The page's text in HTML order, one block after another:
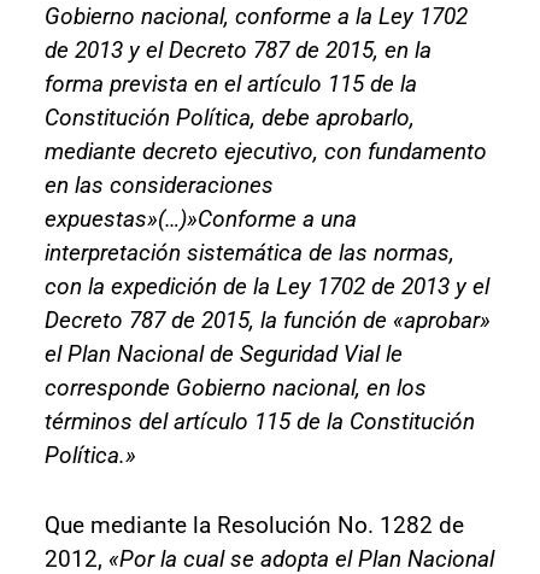
Gobierno nacional, conforme a la Ley 1702
de 2013 y el Decreto 787 de 2015, en la
forma prevista en el artículo 115 de la
Constitución Política, debe aprobarlo,
mediante decreto ejecutivo, con fundamento
en las consideraciones
expuestas»(…)»Conforme a una
interpretación sistemática de las normas,
con la expedición de la Ley 1702 de 2013 y el
Decreto 787 de 2015, la función de «aprobar»
el Plan Nacional de Seguridad Vial le
corresponde Gobierno nacional, en los
términos del artículo 115 de la Constitución
Política.»
Que mediante la Resolución No. 1282 de
2012, «Por la cual se adopta el Plan Nacional